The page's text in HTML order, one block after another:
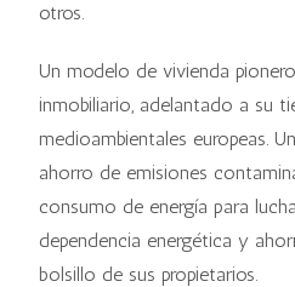
otros.
Un modelo de vivienda
inmobiliario, adelantado a su
medioambientales europeas.
ahorro de emisiones
consumo de energía para
dependencia energética y
bolsillo de sus propietarios.